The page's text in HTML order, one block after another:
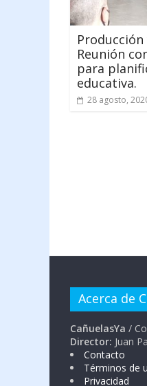
Producción
Reunión
para
educativa.
28 agosto,
Acerca de
CañuelasYa /
Director: Juan
Contacto
Términos de
Privacidad